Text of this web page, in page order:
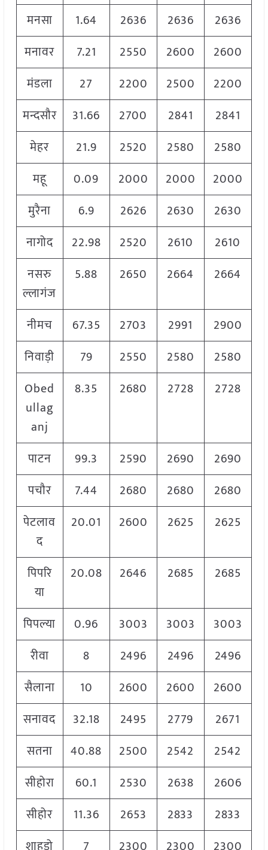
मनसा 1.64 2636 2636
2636
मनावर
7.21 2550 2600
2600
मंडला
27 2200 2500
2200
मन्दसौर
31.66 2700 2841
2841
मेहर
21.9 2520 2580
2580
महू
0.09 2000 2000
2000
मुरैना
6.9 2626 2630
2630
नागोद
22.98 2520 2610
2610
नसरु
ल्लागंज
5.88 2650 2664 2664
नीमच 67.35 2703 2991
2900
निवाड़ी
79 2550 2580
2580
Obed
ullag
anj
8.35 2680 2728 2728
पाटन 99.3 2590 2690
2690
पचौर
7.44 2680 2680
2680
पेटलाव
द
20.01 2600 2625 2625
पिपरि
या
20.08 2646 2685 2685
पिपल्या 0.96 3003 3003
3003
रीवा
8 2496 2496
2496
सैलाना
10 2600 2600
2600
सनावद
32.18 2495 2779
2671
सतना
40.88 2500 2542
2542
सीहोरा
60.1 2530 2638
2606
सीहोर
11.36 2653 2833
2833